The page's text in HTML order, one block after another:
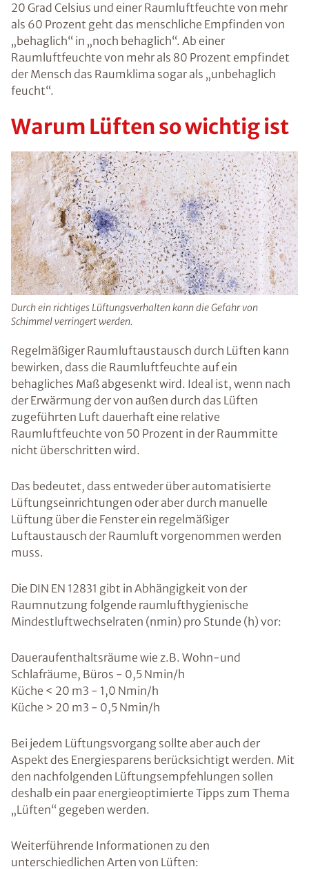
20 Grad Celsius und einer Raumluftfeuchte von mehr
als 60 Prozent geht das menschliche Empfinden von
„behaglich“ in „noch behaglich“. Ab einer
Raumluftfeuchte von mehr als 80 Prozent empfindet
der Mensch das Raumklima sogar als „unbehaglich
feucht“.
Warum Lüften so wichtig ist
Durch ein richtiges Lüftungsverhalten kann die Gefahr von
Schimmel verringert werden.
Regelmäßiger Raumluftaustausch durch Lüften kann
bewirken, dass die Raumluftfeuchte auf ein
behagliches Maß abgesenkt wird. Ideal ist, wenn nach
der Erwärmung der von außen durch das Lüften
zugeführten Luft dauerhaft eine relative
Raumluftfeuchte von 50 Prozent in der Raummitte
nicht überschritten wird.
Das bedeutet, dass entweder über automatisierte
Lüftungseinrichtungen oder aber durch manuelle
Lüftung über die Fenster ein regelmäßiger
Luftaustausch der Raumluft vorgenommen werden
muss.
Die DIN EN 12831 gibt in Abhängigkeit von der
Raumnutzung folgende raumlufthygienische
Mindestluftwechselraten (nmin) pro Stunde (h) vor:
Daueraufenthaltsräume wie z.B. Wohn-und
Schlafräume, Büros - 0,5 Nmin/h
Küche < 20 m3 - 1,0 Nmin/h
Küche > 20 m3 - 0,5 Nmin/h
Bei jedem Lüftungsvorgang sollte aber auch der
Aspekt des Energiesparens berücksichtigt werden. Mit
den nachfolgenden Lüftungsempfehlungen sollen
deshalb ein paar energieoptimierte Tipps zum Thema
„Lüften“ gegeben werden.
Weiterführende Informationen zu den
unterschiedlichen Arten von Lüften: